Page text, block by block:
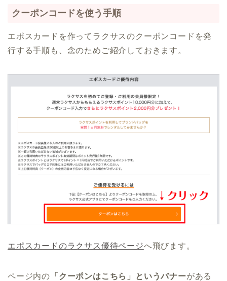
クーポンコードを使う手順
エポスカードを作ってラクサスのクーポンコードを発
行する手順も、念のためご紹介しておきます。
エポスカードのラクサス優待ページへ飛びます。
ページ内の 「クーポンはこちら」というバナーがある